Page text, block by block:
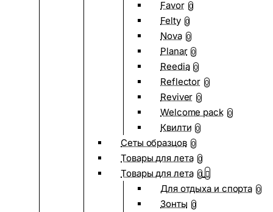
Favor 0
Felty 0
Nova 0
Planar 0
Reedia 0
Reflector 0
Reviver 0
Welcome pack 0
Квилти 0
Сеты образцов 0
Товары для лета 0
Товары для лета 0
Для отдыха и спорта 0
Зонты 0